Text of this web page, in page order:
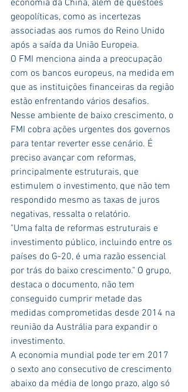
economia da China, além de questões
geopolíticas, como as incertezas
associadas aos rumos do Reino Unido
após a saída da União Europeia.
O FMI menciona ainda a preocupação
com os bancos europeus, na medida em
que as instituições financeiras da região
estão enfrentando vários desafios.
Nesse ambiente de baixo crescimento, o
FMI cobra ações urgentes dos governos
para tentar reverter esse cenário. É
preciso avançar com reformas,
principalmente estruturais, que
estimulem o investimento, que não tem
respondido mesmo as taxas de juros
negativas, ressalta o relatório.
"Uma falta de reformas estruturais e
investimento público, incluindo entre os
países do G-20, é uma razão essencial
por trás do baixo crescimento." O grupo,
destaca o documento, não tem
conseguido cumprir metade das
medidas comprometidas desde 2014 na
reunião da Austrália para expandir o
investimento.
A economia mundial pode ter em 2017
o sexto ano consecutivo de crescimento
abaixo da média de longo prazo, algo só